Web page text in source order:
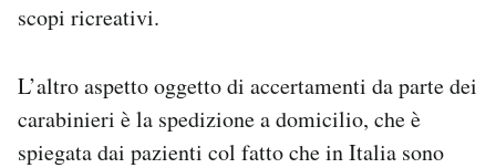
scopi ricreativi.
L’altro aspetto oggetto di accertamenti da parte dei
carabinieri è la spedizione a domicilio, che è
spiegata dai pazienti col fatto che in Italia sono